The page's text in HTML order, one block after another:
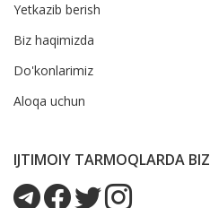
Yetkazib berish
Biz haqimizda
Do'konlarimiz
Aloqa uchun
IJTIMOIY TARMOQLARDA BIZ